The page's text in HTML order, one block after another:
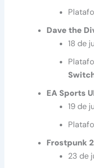
Dave the
18 de
EA Sports
19 de
Frostpunk
23 de